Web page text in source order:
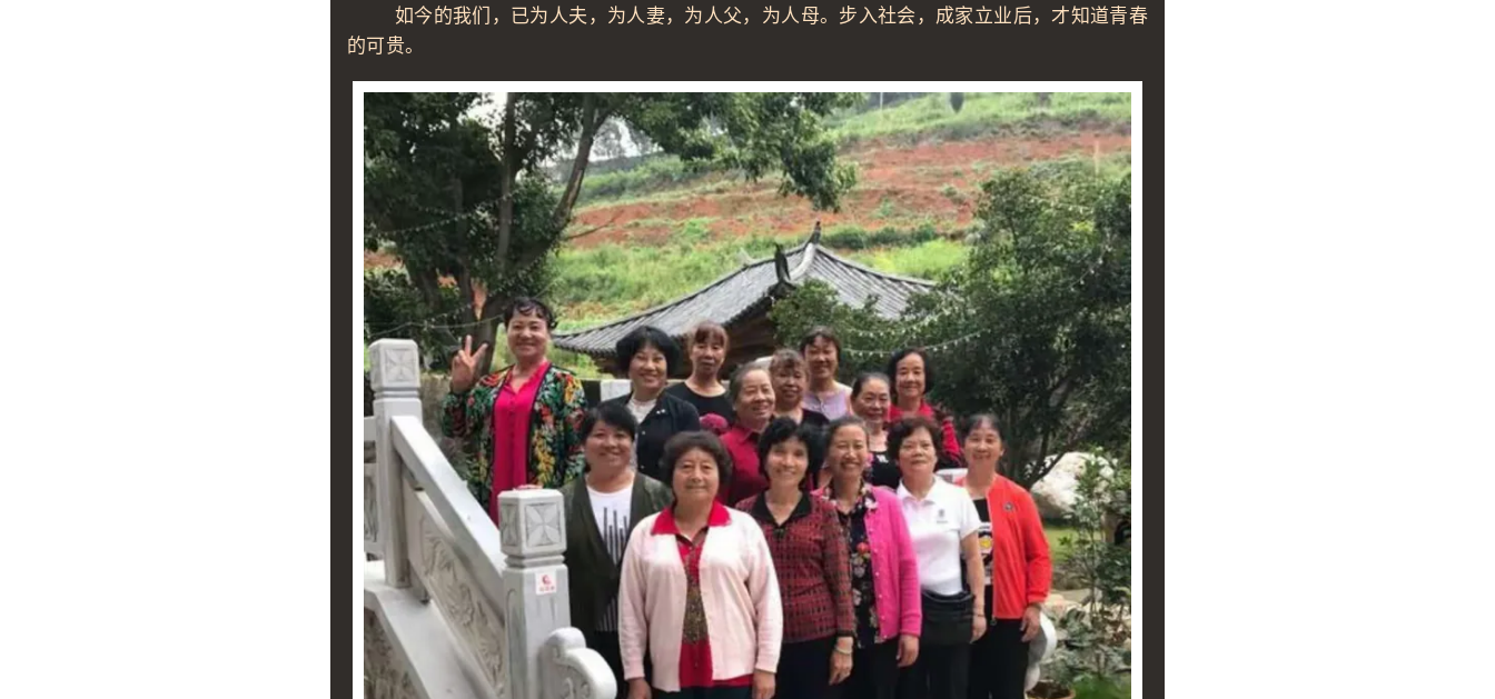
如今的我们，已为人夫，为人妻，为人父，为人母。步入社会，成家立业后，才知道青春
的可贵。